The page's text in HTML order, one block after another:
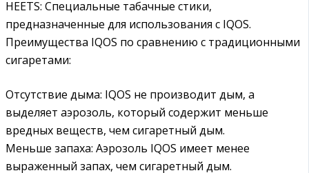
HEETS: Специальные табачные стики,
предназначенные для использования с IQOS.
Преимущества IQOS по сравнению с традиционными
сигаретами:
Отсутствие дыма: IQOS не производит дым, а
выделяет аэрозоль, который содержит меньше
вредных веществ, чем сигаретный дым.
Меньше запаха: Аэрозоль IQOS имеет менее
выраженный запах, чем сигаретный дым.